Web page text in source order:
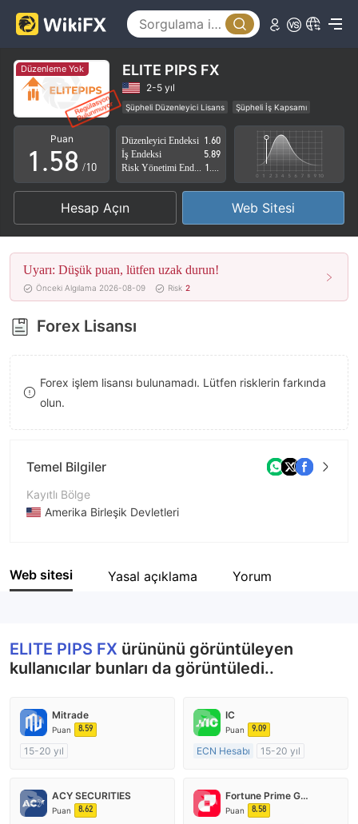
Düzenleme Yok ELITE PIPS FX
2-5 yıl
Şüpheli Düzenleyici Lisans
Şüpheli İş Kapsamı
Yüksek düzeyde potansiyel risk
Puan
0
1
2
3
4
5
6
7
8
9
.
1
2
3
4
5
6
7
8
9
4
5
6
7
8
9
/10
Düzenleyici Endeksi 1.60
İş Endeksi
5.89
Hesap Açın Web Sitesi
Uyarı: Düşük puan, lütfen uzak durun!
Önceki Algılama 2026-08-09 Risk 2
Forex Lisansı
Forex işlem lisansı bulunamadı. Lütfen risklerin farkında
olun.
Temel Bilgiler
Kayıtlı Bölge
Amerika Birleşik Devletleri
Şirket Adı
Web sitesi Yasal açıklama Yorum
ELITE PIPS FX ürününü görüntüleyen
kullanıcılar bunları da görüntüledi..
Mitrade
Puan 8.59
15-20 yıl
Pazar Yapıcılık (MM)
Kendi kendini geliştirmiş
IC
Puan 9.09
ECN Hesabı
15-20 yıl
Pazar Yapıcılık (MM)
MT4 Tam Lisans
ACY SECURITIES
Puan 8.62
Fortune Prime Global
Puan 8.58